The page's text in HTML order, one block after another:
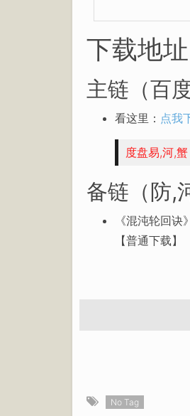
下载地址
主链（百
看这里： 点我
度盘易,河,
备链（防,
《混沌轮回
【普通下载】
No Tag